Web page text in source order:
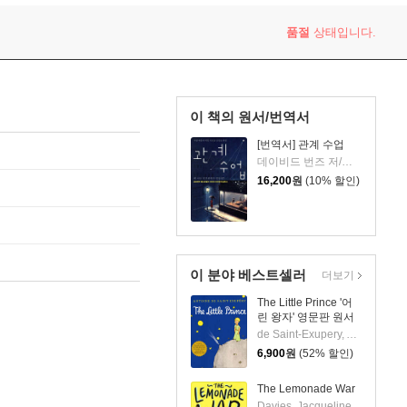
품절 상태입니다.
이 책의 원서/번역서
[번역서] 관계 수업
데이비드 번즈 저/차익종 역
16,200원 (10% 할인)
이 분야 베스트셀러
The Little Prince '어
린 왕자' 영문판 원서
de Saint-Exupery, Antoine / de Saint-Exupery, Antoine
6,900원 (52% 할인)
The Lemonade War
더보기